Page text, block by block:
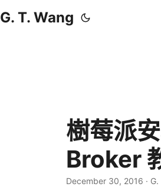
G. T. Wang
樹莓派
Broker
December 30, 2016 ·